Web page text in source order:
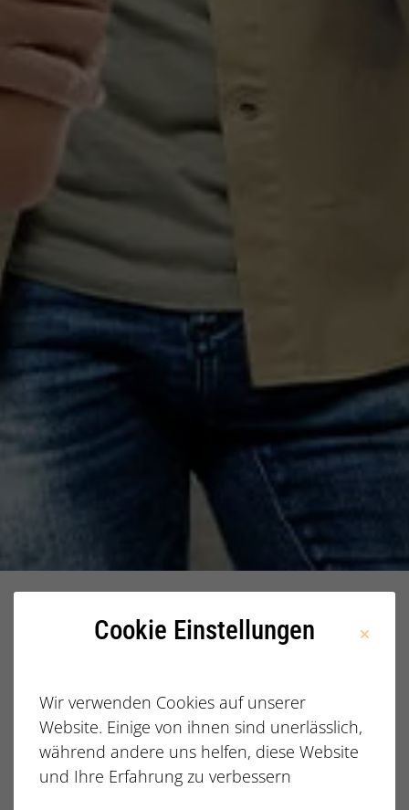
(m/w/d) – Infrastruktur- und Glasfaserausbau in
EINSATZORT:
THÜRINGEN
REFERENZNUMMER:
A0WOJ000005TNFSIAU
Unser Mandant ist ist ein deutsches Infrastruktur-
Cookie Einstellungen
Wir verwenden Cookies auf unserer
Website. Einige von ihnen sind unerlässlich,
während andere uns helfen, diese Website
und Ihre Erfahrung zu verbessern